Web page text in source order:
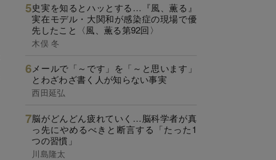
史実を知るとハッとする…『風、薫る』
実在モデル・大関和が感染症の現場で優
先したこと〈風、薫る第92回〉
木俣 冬
メールで「～です」を「～と思います」
とわざわざ書く人が知らない事実
西田延弘
脳がどんどん疲れていく…脳科学者が真
っ先にやめるべきと断言する「たった1
つの習慣」
川島隆太